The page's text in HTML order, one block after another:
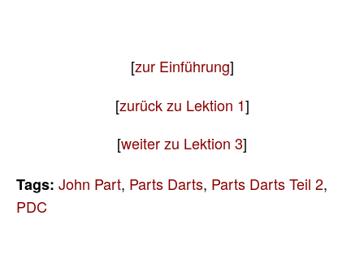
[zur Einführung]
[zurück zu Lektion 1]
[weiter zu Lektion 3]
Tags: John Part, Parts Darts, Parts Darts Teil 2,
PDC